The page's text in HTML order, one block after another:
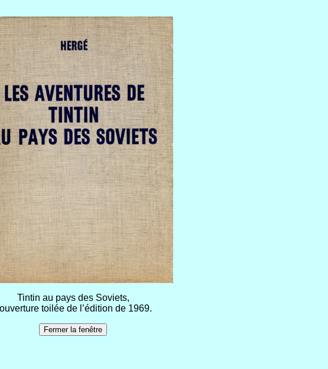
Tintin au pays des Soviets,
toilée de l’édition de 1969.